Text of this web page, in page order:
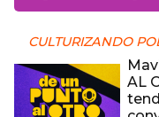
CULTURIZANDO
AL